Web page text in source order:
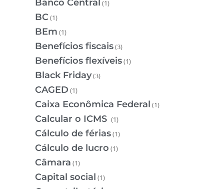
Banco Central (1)
BC(1)
BEm (1)
Benefícios fiscais(3)
Benefícios flexíveis(1)
Black Friday(3)
CAGED (1)
Caixa Econômica Federal (1)
Calcular o ICMS (1)
Cálculo de férias(1)
Cálculo de lucro (1)
Câmara (1)
Capital social (1)